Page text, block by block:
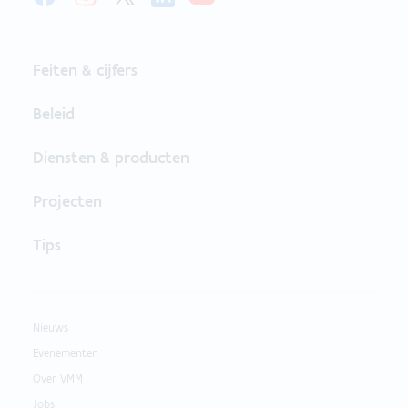
Feiten & cijfers
Beleid
Diensten & producten
Projecten
Tips
Nieuws
Evenementen
Over VMM
Jobs